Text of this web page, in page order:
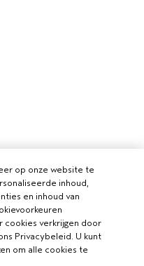
op onze website te
inhoud,
en inhoud van
cookies verkrijgen door
Privacybeleid. U kunt
om alle cookies te